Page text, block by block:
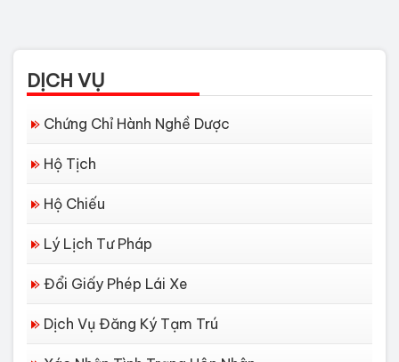
DỊCH VỤ
Chứng Chỉ Hành Nghề Dược
Hộ Tịch
Hộ Chiếu
Lý Lịch Tư Pháp
Đổi Giấy Phép Lái Xe
Dịch Vụ Đăng Ký Tạm Trú